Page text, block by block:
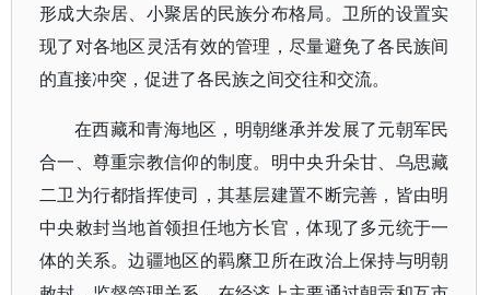
形成大杂居、小聚居的民族分布格局。卫所的设置实
现了对各地区灵活有效的管理，尽量避免了各民族间
的直接冲突，促进了各民族之间交往和交流。
在西藏和青海地区，明朝继承并发展了元朝军民
合一、尊重宗教信仰的制度。明中央升朵甘、乌思藏
二卫为行都指挥使司，其基层建置不断完善，皆由明
中央敕封当地首领担任地方长官，体现了多元统于一
体的关系。边疆地区的羁縻卫所在政治上保持与明朝